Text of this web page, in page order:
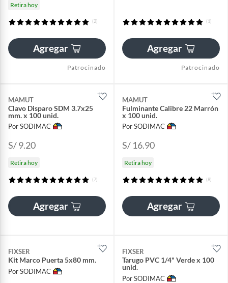
Retira hoy
(2)
Agregar
Patrocinado
(1)
Agregar
Patrocinado
MAMUT
Clavo Disparo SDM 3.7x25
mm. x 100 unid.
Por SODIMAC
S/ 9.20
Retira hoy
(7)
Agregar
MAMUT
Fulminante Calibre 22 Marrón
x 100 unid.
Por SODIMAC
S/ 16.90
Retira hoy
(8)
Agregar
FIXSER
Kit Marco Puerta 5x80 mm.
Por SODIMAC
FIXSER
Tarugo PVC 1/4" Verde x 100
unid.
Por SODIMAC